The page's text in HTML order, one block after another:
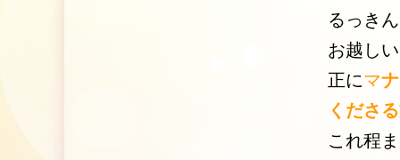
るっき
お越し
正にマナ
くださ
これ程